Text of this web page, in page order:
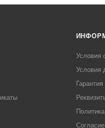
Условия
Условия